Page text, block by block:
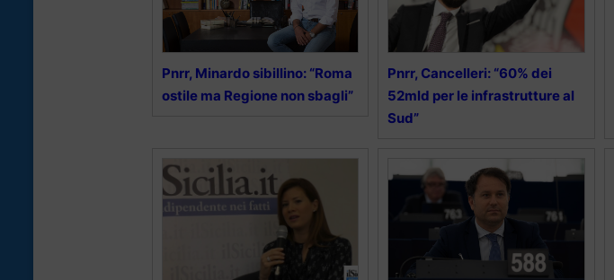
Pnrr, Minardo sibillino: “Roma
ostile ma Regione non sbagli”
Pnrr, Cancelleri: “60% dei
52mld per le infrastrutture al
Sud”